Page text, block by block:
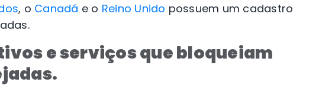
, o Canadá e o Reino Unido possuem um cadastro
e serviços que bloqueiam